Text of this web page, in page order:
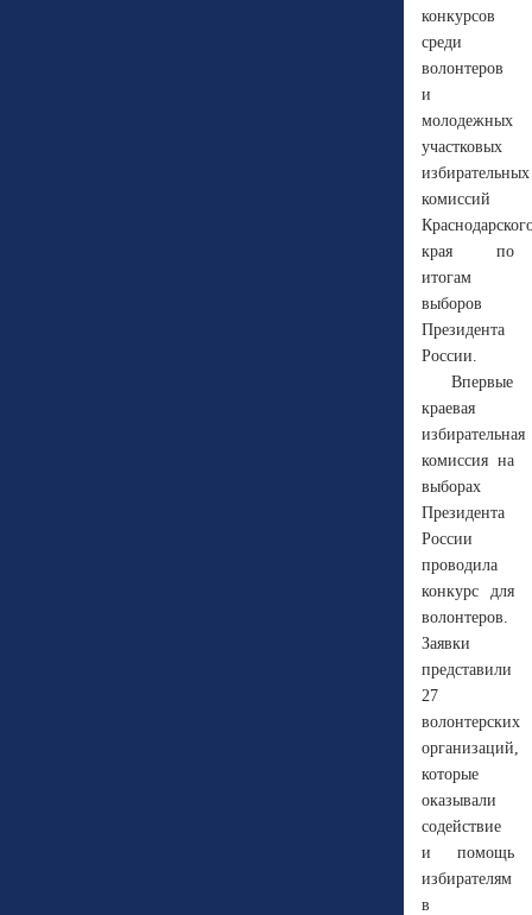
конкурсов
среди
волонтеров
и
молодежных
участковых
избирательных
комиссий
края по
итогам
выборов
Президента
России.
Впервые
краевая
избирательная
комиссия на
выборах
Президента
России
проводила
конкурс для
волонтеров.
Заявки
представили
27
волонтерских
организаций,
которые
оказывали
содействие
и помощь
избирателям
в